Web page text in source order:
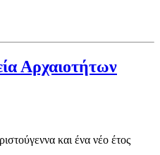
Αρχαιοτήτων
και ένα νέο έτος